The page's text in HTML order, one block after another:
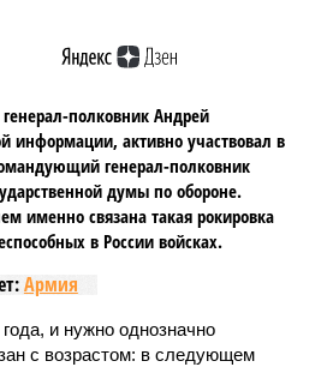
полковник Андрей
информации, активно участвовал в
генерал-полковник
думы по обороне.
именно связана такая рокировка
в России войсках.
Армия
и нужно однозначно
с возрастом: в следующем